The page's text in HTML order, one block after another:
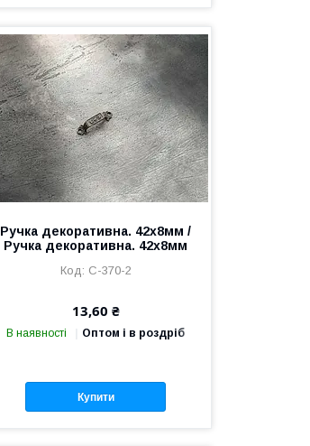
Ручка декоративна. 42х8мм /
Ручка декоративна. 42х8мм
C-370-2
13,60 ₴
В наявності Оптом і в роздріб
Купити